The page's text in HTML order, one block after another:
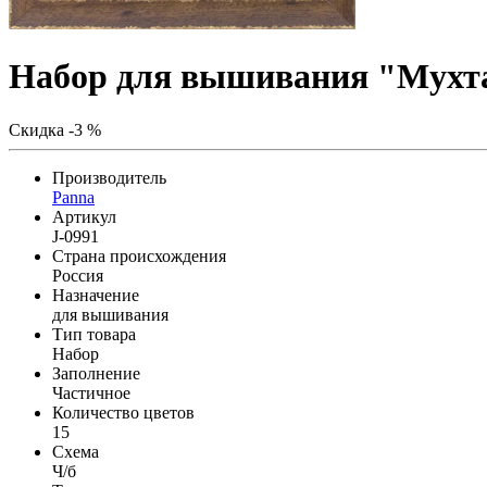
Набор для вышивания
Скидка -3 %
Производитель
Panna
Артикул
J-0991
Страна происхождения
Россия
Назначение
для вышивания
Тип товара
Набор
Заполнение
Частичное
Количество цветов
15
Схема
Ч/б